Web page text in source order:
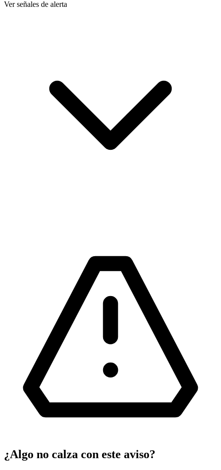
Ver señales de alerta
¿Algo no calza con este aviso?